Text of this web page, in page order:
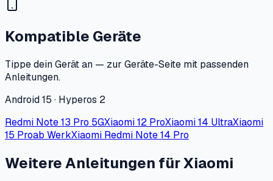
Kompatible Geräte
Tippe dein Gerät an — zur Geräte-Seite mit passenden
Anleitungen.
Android 15 · Hyperos 2
Redmi Note 13 Pro 5GXiaomi 12 ProXiaomi 14 UltraXiaomi
15 Proab WerkXiaomi Redmi Note 14 Pro
Weitere Anleitungen für Xiaomi